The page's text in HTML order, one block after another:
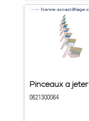
Pinceaux a jeter
0621300064